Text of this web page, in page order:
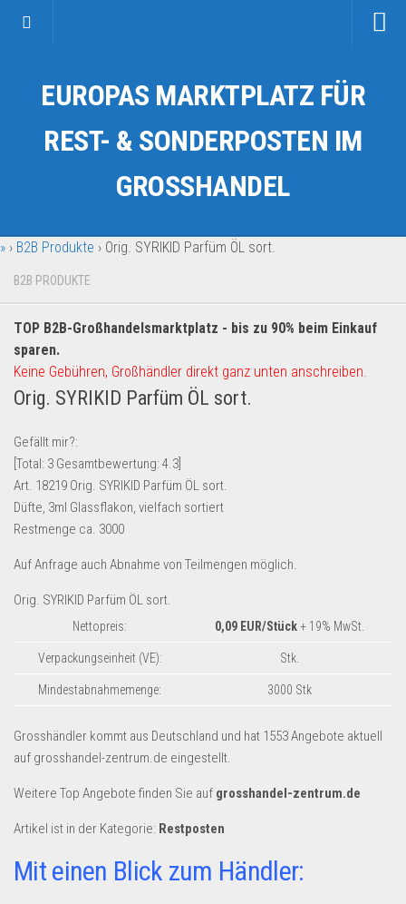
Kategorien
Auto & Motorrad
Fahrzeuge & Transport
Garten & Werkzeug
Geschäft, Büro & Schreibwaren
Geschenkartikel
Handy und Smartphone
Kosmetik & Pflege
Multimedia & Elektro
Münzen
Spielzeug & Games
Uhren & Schmuck
Wohnen & Einrichten
Restposten-Angebote
Restposten für Privatpersonen
eBay Restposten kaufen
Sonderposten-Angebote
Saison & Eventprodkte
Grosshandel
EUROPAS MARKTPLATZ FÜR
REST- & SONDERPOSTEN IM
GROSSHANDEL
» › B2B Produkte › Orig. SYRIKID Parfüm ÖL sort.
B2B PRODUKTE
TOP B2B-Großhandelsmarktplatz - bis zu 90% beim Einkauf
sparen.
Keine Gebühren, Großhändler direkt ganz unten anschreiben.
Orig. SYRIKID Parfüm ÖL sort.
Gefällt mir?:
[Total: 3 Gesamtbewertung: 4.3
Art. 18219 Orig. SYRIKID Parfüm ÖL sort.
Düfte, 3ml Glassflakon, vielfach sortiert
Restmenge ca. 3000
Auf Anfrage auch Abnahme von Teilmengen möglich.
Orig. SYRIKID Parfüm ÖL sort.
Nettopreis: 0,09 EUR/Stück+ 19% MwSt.
Verpackungseinheit (VE): Stk.
Mindestabnahmemenge: 3000 Stk
Grosshändler kommt aus Deutschland und hat 1553 Angebote aktuell
auf grosshandel-zentrum.de eingestellt.
Weitere Top Angebote finden Sie auf grosshandel-zentrum.de
Artikel ist in der Kategorie: Restposten
Mit einen Blick zum Händler: